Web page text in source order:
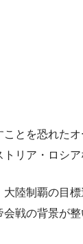
とを恐れた
リア・ロシ
陸制覇の目
戦の背景が整